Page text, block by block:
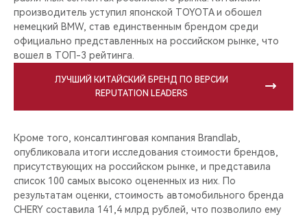
производитель уступил японской TOYOTA и обошел
немецкий BMW, став единственным брендом среди
официально представленных на российском рынке, что
вошел в ТОП-3 рейтинга.
ЛУЧШИЙ КИТАЙСКИЙ БРЕНД ПО ВЕРСИИ
REPUTATION LEADERS
Кроме того, консалтинговая компания Brandlab,
опубликовала итоги исследования стоимости брендов,
присутствующих на российском рынке, и представила
список 100 самых высоко оцененных из них. По
результатам оценки, стоимость автомобильного бренда
CHERY составила 141,4 млрд рублей, что позволило ему